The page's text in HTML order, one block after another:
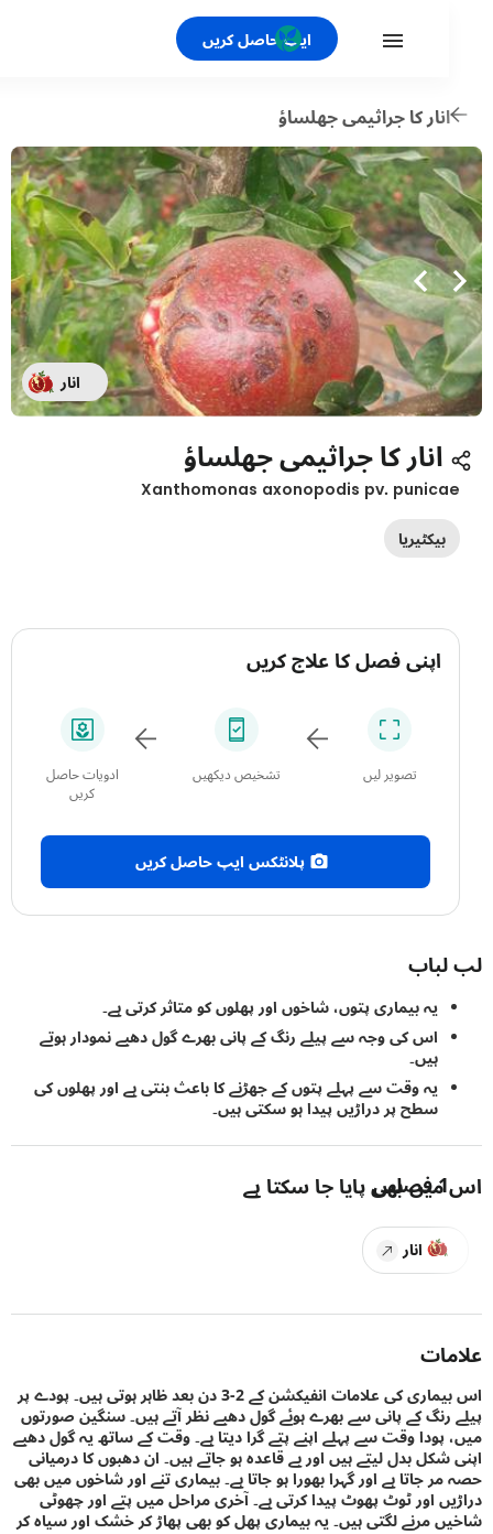
ایپ حاصل کریں
انار کا جراثیمی جھلساؤ
انار
انار کا جراثیمی جھلساؤ
Xanthomonas axonopodis pv.
بیکٹیریا
اپنی فصل کا علاج کریں
تصویر لیں تشخیص دیکھیں
ادویات حاصل
پلانٹکس ایپ حاصل کریں
یہ بیماری پتوں، شاخوں اور پھلوں کو متاثر کرتی ہے۔
اس کی وجہ سے پیلے رنگ کے پانی بھرے گول دھبے نمودار ہوتے
یہ وقت سے پہلے پتوں کے جھڑنے کا باعث بنتی ہے اور پھلوں کی
سطح پر دراڑیں پیدا ہو سکتی ہیں۔
بھی پایا جا سکتا ہے
فصلیں
انار
اس بیماری کی علامات انفیکشن کے 2-3 دن بعد ظاہر ہوتی ہیں۔ پودے پر
کے پانی سے بھرے ہوئے گول دھبے نظر آتے ہیں۔ سنگین صورتوں
وقت سے پہلے اپنے پتے گرا دیتا ہے۔ وقت کے ساتھ یہ گول دھبے
بدل لیتے ہیں اور بے قاعدہ ہو جاتے ہیں۔ ان دھبوں کا درمیانی
جاتا ہے اور گہرا بھورا ہو جاتا ہے۔ بیماری تنے اور شاخوں میں بھی
اور ٹوٹ پھوٹ پیدا کرتی ہے۔ آخری مراحل میں پتے اور چھوٹی
مرنے لگتی ہیں۔ یہ بیماری پھل کو بھی پھاڑ کر خشک اور سیاہ کر